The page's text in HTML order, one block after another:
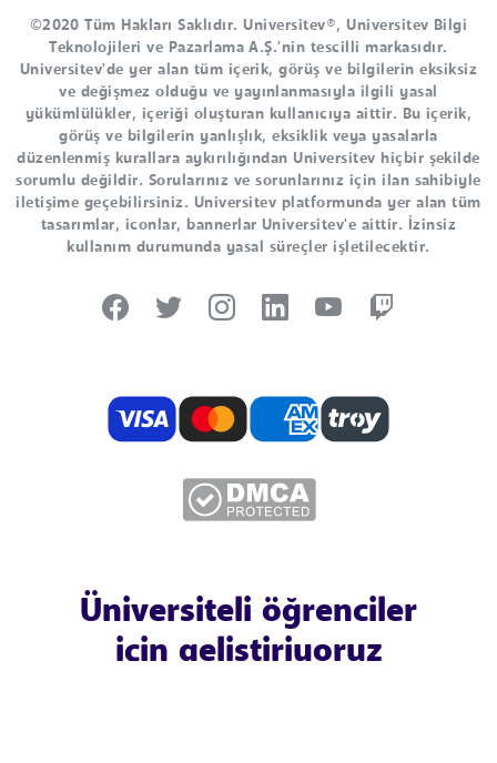
©2020 Tüm Hakları Saklıdır. Universitev®, Universitev Bilgi
Teknolojileri ve Pazarlama A.Ş.'nin tescilli markasıdır.
Universitev'de yer alan tüm içerik, görüş ve bilgilerin eksiksiz
ve değişmez olduğu ve yayınlanmasıyla ilgili yasal
yükümlülükler, içeriği oluşturan kullanıcıya aittir. Bu içerik,
görüş ve bilgilerin yanlışlık, eksiklik veya yasalarla
düzenlenmiş kurallara aykırılığından Universitev hiçbir şekilde
sorumlu değildir. Sorularınız ve sorunlarınız için ilan sahibiyle
iletişime geçebilirsiniz. Universitev platformunda yer alan tüm
tasarımlar, iconlar, bannerlar Universitev'e aittir. İzinsiz
kullanım durumunda yasal süreçler işletilecektir.
Üniversiteli öğrenciler
için geliştiriyoruz